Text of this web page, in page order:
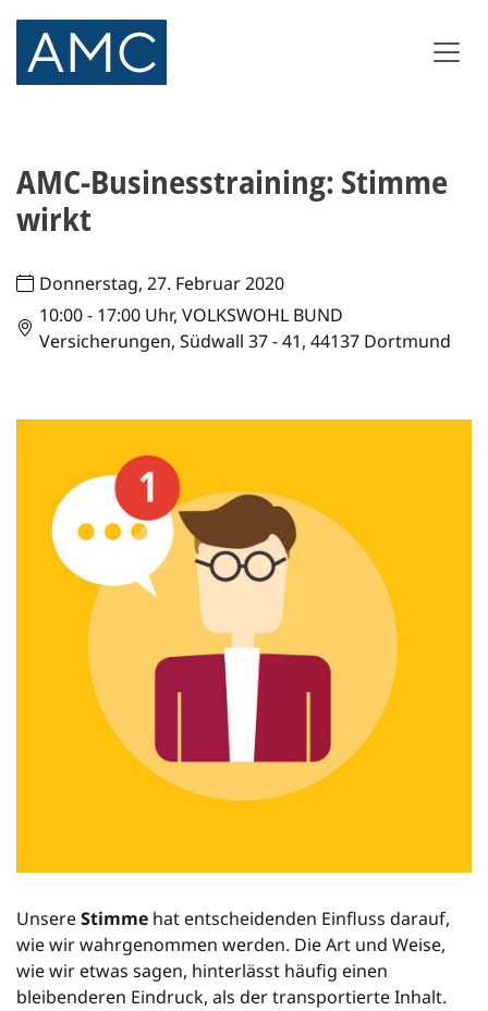
AMC-Businesstraining: Stimme
wirkt
Donnerstag, 27. Februar 2020
10:00 - 17:00 Uhr, VOLKSWOHL BUND
Versicherungen, Südwall 37 - 41, 44137 Dortmund
UnsereStimme hat entscheidenden Einfluss darauf,
wie wir wahrgenommen werden. Die Art und Weise,
wie wir etwas sagen, hinterlässt häufig einen
bleibenderen Eindruck, als der transportierte Inhalt.